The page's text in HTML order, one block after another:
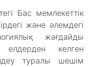
Бас мемлекеттік
және әлемдегі
жағдайды
келген
туралы шешім